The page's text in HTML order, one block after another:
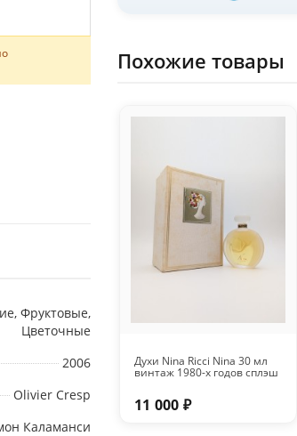
Фруктовые,
Цветочные
2006
Olivier Cresp
Каламанси
Похожие товары
Духи Nina Ricci Nina 30 мл
винтаж 1980-х годов сплэш
11 000 ₽